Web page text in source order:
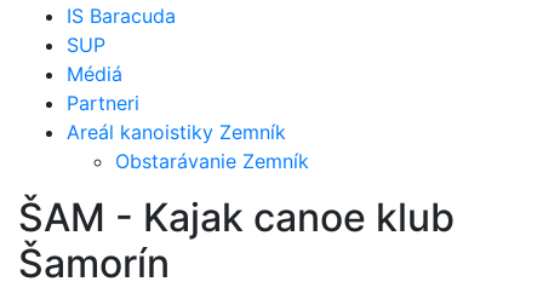
IS Baracuda
SUP
Médiá
Partneri
Areál kanoistiky Zemník
Obstarávanie Zemník
ŠAM - Kajak canoe klub
Šamorín